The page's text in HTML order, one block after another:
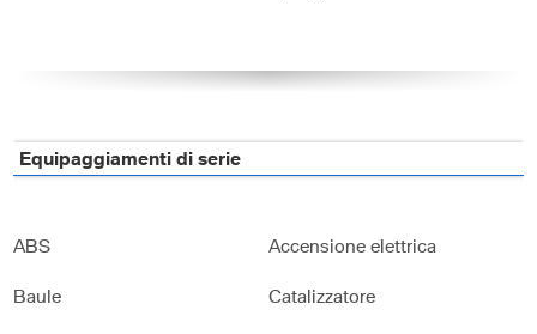
Equipaggiamenti di serie
ABS Accensione elettrica
Baule Catalizzatore